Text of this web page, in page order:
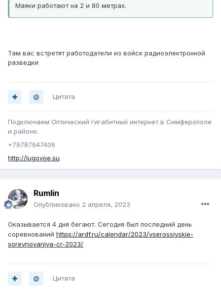
Маяки работают на 2 и 80 метрах.
Там вас встретят работодатели из войск радиоэлектронной
разведки
Цитата
Подключаем Оптический гигабитный интернет в Симферополе
и районе.
+79787647406
http://lugovoe.su
Rumlin
Опубликовано 2 апреля, 2023
Оказывается 4 дня бегают. Сегодня был последний день
соревнований https://ardf.ru/calendar/2023/vserossiyskie-
sorevnovaniya-cr-2023/
Цитата